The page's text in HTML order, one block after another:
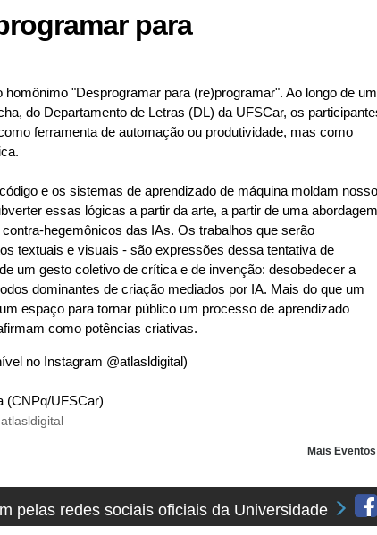
para
"Desprogramar para (re)programar". Ao longo de um
do Departamento de Letras (DL) da UFSCar, os
ferramenta de automação ou produtividade, mas como
e os sistemas de aprendizado de máquina moldam
essas lógicas a partir da arte, a partir de uma abordagem
hegemônicos das IAs. Os trabalhos que serão
textuais e visuais - são expressões dessa tentativa de
um gesto coletivo de crítica e de invenção: desobedecer a
dominantes de criação mediados por IA. Mais do que um
espaço para tornar público um processo de aprendizado
como potências criativas.
no Instagram @atlasldigital)
(CNPq/UFSCar)
Mais Eventos
pelas redes sociais oficiais da Universidade